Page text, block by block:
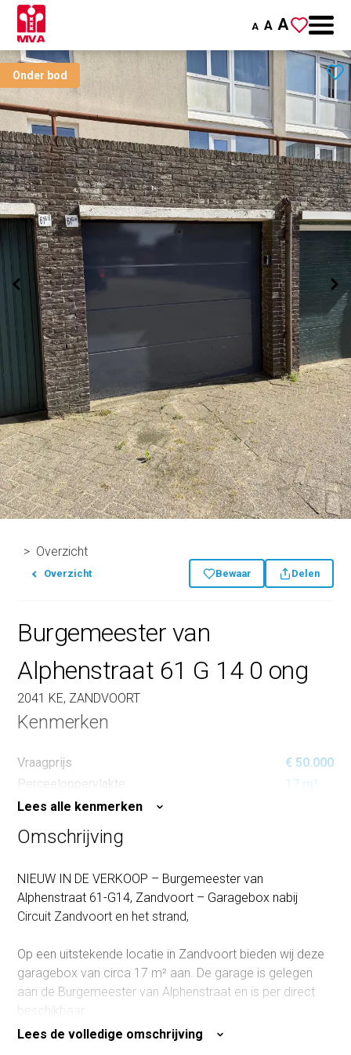
A A A
Onder bod
Overzicht
Overzicht Bewaar Delen
Burgemeester van
Alphenstraat 61 G 14 0 ong
2041 KE, ZANDVOORT
Kenmerken
Vraagprijs
€ 50.000
Perceeloppervlakte
17 m²
Lees alle kenmerken
Omschrijving
NIEUW IN DE VERKOOP – Burgemeester van
Alphenstraat 61-G14, Zandvoort – Garagebox nabij
Circuit Zandvoort en het strand,
Op een uitstekende locatie in Zandvoort bieden wij deze
garagebox van circa 17 m² aan. De garage is gelegen
aan de Burgemeester van Alphenstraat en is per direct
beschikbaar.
Lees de volledige omschrijving